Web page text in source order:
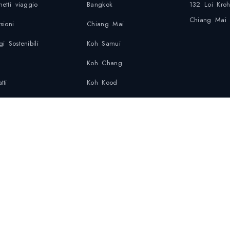
viaggio
Sostenibili
Bangkok
Chiang Mai
Koh Samui
Koh Chang
Koh Kood
132 Loi
Chiang Mai